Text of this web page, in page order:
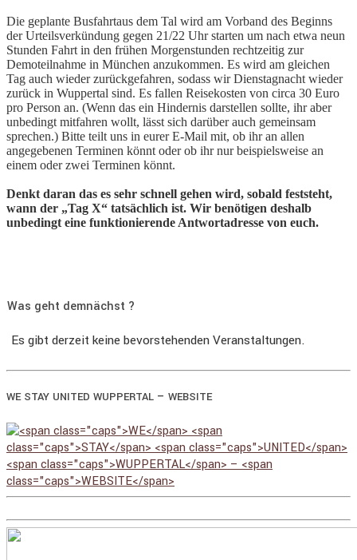
Die geplante Busfahrtaus dem Tal wird am Vorband des Beginns
der Urteilsverkündung gegen 21/22 Uhr starten um nach etwa neun
Stunden Fahrt in den frühen Morgenstunden rechtzeitig zur
Demoteilnahme in München anzukommen. Es wird am gleichen
Tag auch wieder zurückgefahren, sodass wir Dienstagnacht wieder
zurück in Wuppertal sind. Es fallen Reisekosten von circa 30 Euro
pro Person an. (Wenn das ein Hindernis darstellen sollte, ihr aber
unbedingt mitfahren wollt, lässt sich darüber auch gemeinsam
sprechen.) Bitte teilt uns in eurer E-Mail mit, ob ihr an allen
angegebenen Terminen könnt oder ob ihr nur beispielsweise an
einem oder zwei Terminen könnt.
Denkt daran das es sehr schnell gehen wird, sobald feststeht,
wann der „Tag X“ tatsächlich ist. Wir benötigen deshalb
unbedingt eine funktionierende Antwortadresse von euch.
Was geht demnächst ?
Es gibt derzeit keine bevorstehenden Veranstaltungen.
WE STAY UNITED WUPPERTAL – WEBSITE